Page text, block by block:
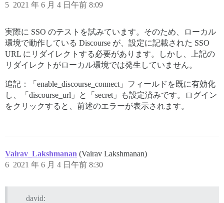
2021 年 6 月 4 日午前 8:09
5
実際に SSO のテストを試みています。そのため、ローカル
環境で動作している Discourse が、設定に記載された SSO
URL にリダイレクトする必要があります。しかし、上記の
リダイレクトがローカル環境では発生していません。
追記：「enable_discourse_connect」フィールドを既に有効化
し、「discourse_url」と「secret」も設定済みです。ログイン
をクリックすると、前述のエラーが表示されます。
Vairav_Lakshmanan (Vairav Lakshmanan)
2021 年 6 月 4 日午前 8:30
6
david: